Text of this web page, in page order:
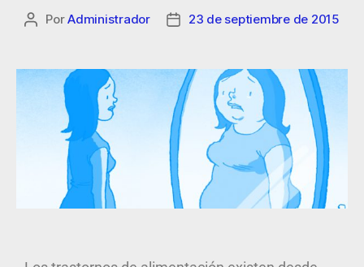
PorAdministrador 23 de septiembre de 2015